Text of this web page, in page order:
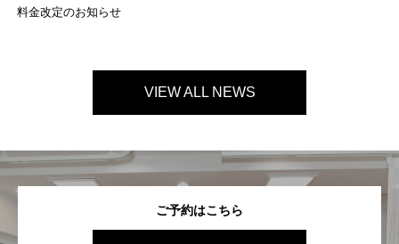
料金改定のお知らせ
VIEW ALL NEWS
ご予約はこちら